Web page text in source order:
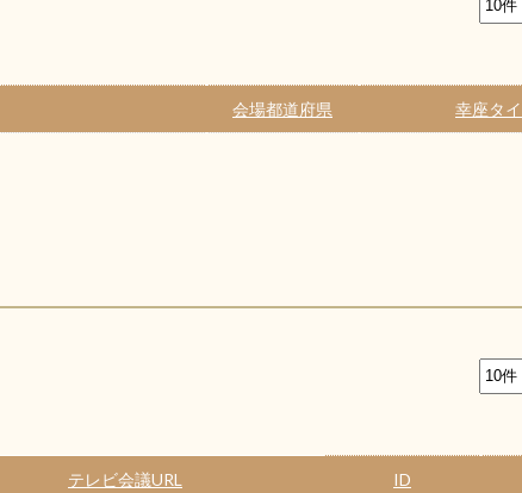
会場都道府県 幸座タ
テレビ会議URL ID